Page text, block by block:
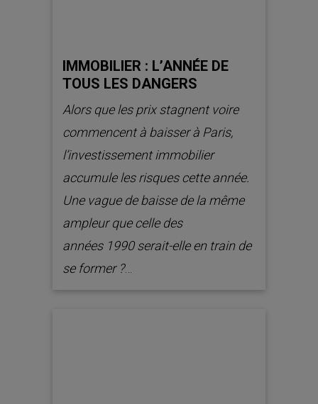
IMMOBILIER : L’ANNÉE DE
TOUS LES DANGERS
Alors que les prix stagnent voire
commencent à baisser à Paris,
l’investissement immobilier
accumule les risques cette année.
Une vague de baisse de la même
ampleur que celle des
années 1990 serait-elle en train de
se former ?…